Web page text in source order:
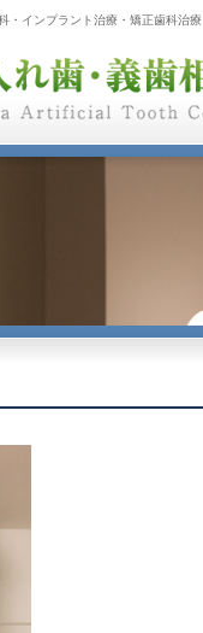
・インプラント治療・矯正歯科治療